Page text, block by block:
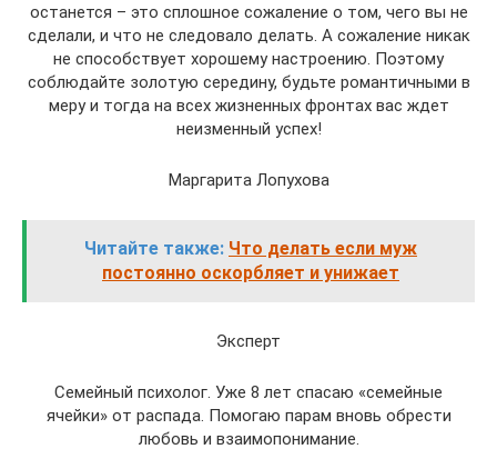
останется – это сплошное сожаление о том, чего вы не
сделали, и что не следовало делать. А сожаление никак
не способствует хорошему настроению. Поэтому
соблюдайте золотую середину, будьте романтичными в
меру и тогда на всех жизненных фронтах вас ждет
неизменный успех!
Маргарита Лопухова
Читайте также: Что делать если муж
постоянно оскорбляет и унижает
Эксперт
Семейный психолог. Уже 8 лет спасаю «семейные
ячейки» от распада. Помогаю парам вновь обрести
любовь и взаимопонимание.